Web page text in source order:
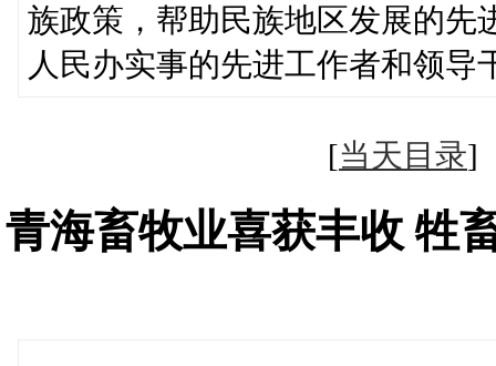
族政策，帮助民族地区发展的先
人民办实事的先进工作者和领导
[当天目录
青海畜牧业喜获丰收 牲